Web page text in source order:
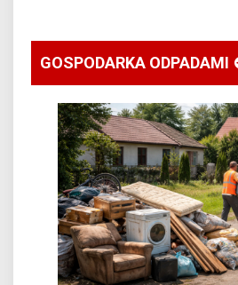
GOSPODARKA ODPADAMI